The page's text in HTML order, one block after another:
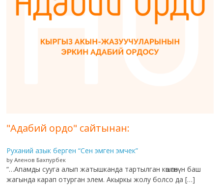
"Адабий ордо" сайтынан:
Руханий азык берген “Сен эмген эмчек”
by Аленов Бахпурбек
“…Апамды сууга алып жатышканда тартылган көшөгөнүн баш
жагында карап отурган элем. Акыркы жолу болсо да […]